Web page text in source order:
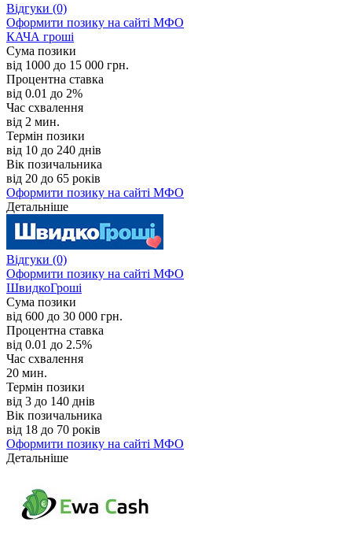
Відгуки (0)
Оформити позику на сайті МФО
КАЧА гроші
Сума позики
від 1000 до 15 000 грн.
Процентна ставка
від 0.01 до 2%
Час схвалення
від 2 мин.
Термін позики
від 10 до 240 днів
Вік позичальника
від 20 до 65 років
Оформити позику на сайті МФО
Детальніше
Відгуки (0)
Оформити позику на сайті МФО
ШвидкоГроші
Сума позики
від 600 до 30 000 грн.
Процентна ставка
від 0.01 до 2.5%
Час схвалення
20 мин.
Термін позики
від 3 до 140 днів
Вік позичальника
від 18 до 70 років
Оформити позику на сайті МФО
Детальніше